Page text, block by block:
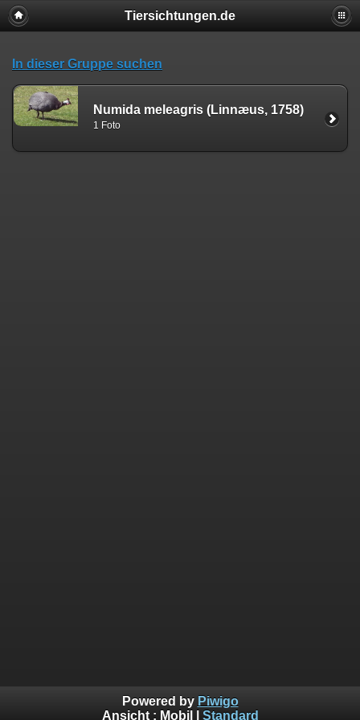
Tiersichtungen.de
In dieser Gruppe suchen
Numida meleagris (Linnæus, 1758)
1 Foto
Powered by Piwigo
Ansicht : Mobil Standard